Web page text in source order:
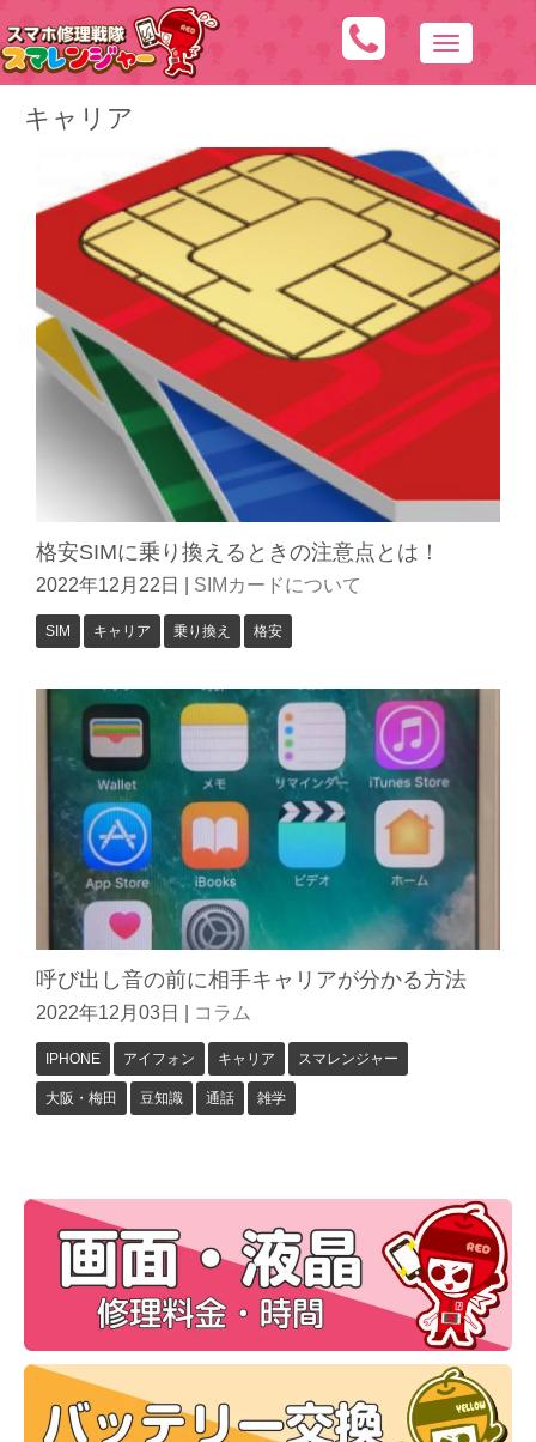
N
a
g
a
i
o
n
キャリア
格安SIMに乗り換えるときの注意点とは！
2022年12月22日 SIMカードについて
SIM キャリア 乗り換え 格安
呼び出し音の前に相手キャリアが分かる方法
2022年12月03日 コラム
IPHONE アイフォン キャリア スマレンジャー
大阪・梅田 豆知識 通話 雑学